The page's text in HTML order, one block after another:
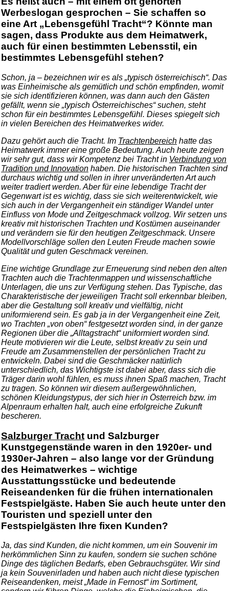
Werbeslogan gesprochen – Sie schaffen so
eine Art „Lebensgefühl Tracht“? Könnte man
sagen, dass Produkte aus dem Heimatwerk,
auch für einen bestimmten Lebensstil, ein
bestimmtes Lebensgefühl stehen?
Schon, ja – bezeichnen wir es als „typisch österreichisch“. Das
was Einheimische als gemütlich und schön empfinden, womit
sie sich identifizieren können, was dann auch den Gästen
gefällt, wenn sie „typisch Österreichisches“ suchen, steht
schon für ein bestimmtes Lebensgefühl. Dieses spiegelt sich
in vielen Bereichen des Heimatwerkes wider.
Dazu gehört auch die Tracht. Im Trachtenbereich hatte das
Heimatwerk immer eine große Bedeutung. Auch heute zeigen
wir sehr gut, dass wir Kompetenz bei Tracht in Verbindung von
Tradition und Innovation haben. Die historischen Trachten sind
durchaus wichtig und sollen in ihrer unveränderten Art auch
weiter tradiert werden. Aber für eine lebendige Tracht der
Gegenwart ist es wichtig, dass sie sich weiterentwickelt, wie
sich auch in der Vergangenheit ein ständiger Wandel unter
Einfluss von Mode und Zeitgeschmack vollzog. Wir setzen uns
kreativ mit historischen Trachten und Kostümen auseinander
und verändern sie für den heutigen Zeitgeschmack. Unsere
Modellvorschläge sollen den Leuten Freude machen sowie
Qualität und guten Geschmack vereinen.
Eine wichtige Grundlage zur Erneuerung sind neben den alten
Trachten auch die Trachtenmappen und wissenschaftliche
Unterlagen, die uns zur Verfügung stehen. Das Typische, das
Charakteristische der jeweiligen Tracht soll erkennbar bleiben,
aber die Gestaltung soll kreativ und vielfältig, nicht
uniformierend sein. Es gab ja in der Vergangenheit eine Zeit,
wo Trachten „von oben“ festgesetzt worden sind, in der ganze
Regionen über die „Alltagstracht“ uniformiert worden sind.
Heute motivieren wir die Leute, selbst kreativ zu sein und
Freude am Zusammenstellen der persönlichen Tracht zu
entwickeln. Dabei sind die Geschmäcker natürlich
unterschiedlich, das Wichtigste ist dabei aber, dass sich die
Träger darin wohl fühlen, es muss ihnen Spaß machen, Tracht
zu tragen. So können wir diesem außergewöhnlichen,
schönen Kleidungstypus, der sich hier in Österreich bzw. im
Alpenraum erhalten halt, auch eine erfolgreiche Zukunft
bescheren.
Salzburger Tracht und Salzburger
Kunstgegenstände waren in den 1920er- und
1930er-Jahren – also lange vor der Gründung
des Heimatwerkes – wichtige
Ausstattungsstücke und bedeutende
Reiseandenken für die frühen internationalen
Festspielgäste. Haben Sie auch heute unter den
Touristen und speziell unter den
Festspielgästen Ihre fixen Kunden?
Ja, das sind Kunden, die nicht kommen, um ein Souvenir im
herkömmlichen Sinn zu kaufen, sondern sie suchen schöne
Dinge des täglichen Bedarfs, eben Gebrauchsgüter. Wir sind
ja kein Souvenirladen und haben auch nicht diese typischen
Reiseandenken, meist „Made in Fernost“ im Sortiment,